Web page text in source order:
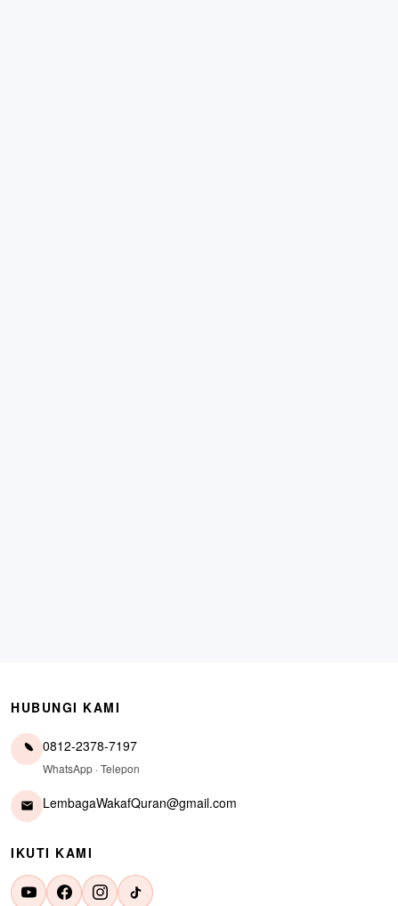
HUBUNGI KAMI
0812-2378-7197
WhatsApp · Telepon
LembagaWakafQuran@gmail.com
IKUTI KAMI